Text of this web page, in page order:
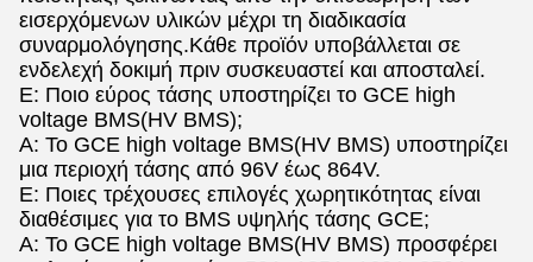
εισερχόμενων υλικών μέχρι τη διαδικασία
συναρμολόγησης.Κάθε προϊόν υποβάλλεται σε
ενδελεχή δοκιμή πριν συσκευαστεί και αποσταλεί.
Ε: Ποιο εύρος τάσης υποστηρίζει το GCE high
voltage BMS(HV BMS);
Α: Το GCE high voltage BMS(HV BMS) υποστηρίζει
μια περιοχή τάσης από 96V έως 864V.
Ε: Ποιες τρέχουσες επιλογές χωρητικότητας είναι
διαθέσιμες για το BMS υψηλής τάσης GCE;
Α: Το GCE high voltage BMS(HV BMS) προσφέρει